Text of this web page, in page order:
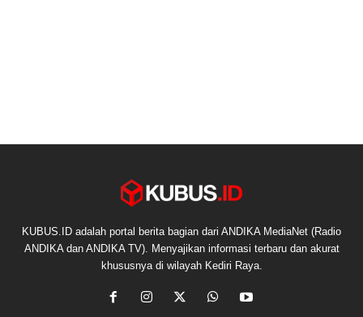
KUBUS.ID adalah portal berita bagian dari ANDIKA MediaNet (Radio
ANDIKA dan ANDIKA TV). Menyajikan informasi terbaru dan akurat
khususnya di wilayah Kediri Raya.